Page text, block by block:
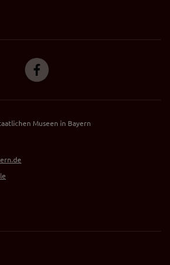
Museen in Bayern